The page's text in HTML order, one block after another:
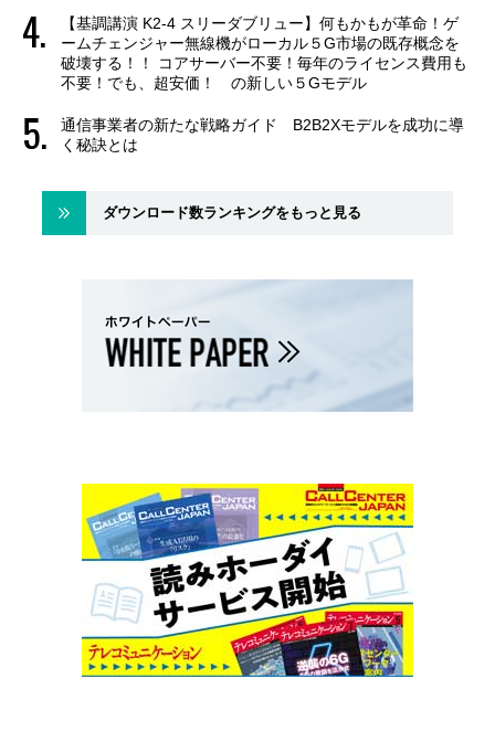
【基調講演 K2-4 スリーダブリュー】何もかもが革命！ゲ
ームチェンジャー無線機がローカル５G市場の既存概念を
破壊する！！ コアサーバー不要！毎年のライセンス費用も
不要！でも、超安価！ の新しい５Gモデル
通信事業者の新たな戦略ガイド B2B2Xモデルを成功に導
く秘訣とは
ダウンロード数ランキングをもっと見る